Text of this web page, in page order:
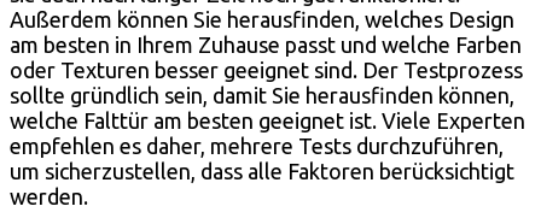
Außerdem können Sie herausfinden, welches Design
am besten in Ihrem Zuhause passt und welche Farben
oder Texturen besser geeignet sind. Der Testprozess
sollte gründlich sein, damit Sie herausfinden können,
welche Falttür am besten geeignet ist. Viele Experten
empfehlen es daher, mehrere Tests durchzuführen,
um sicherzustellen, dass alle Faktoren berücksichtigt
werden.